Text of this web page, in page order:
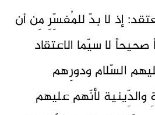
إذ لا بدّ للمُفسِّرِ مِن أن
لا سيّما الاعتقاد
السّلام ودورِهم
لأنّهم عليهم